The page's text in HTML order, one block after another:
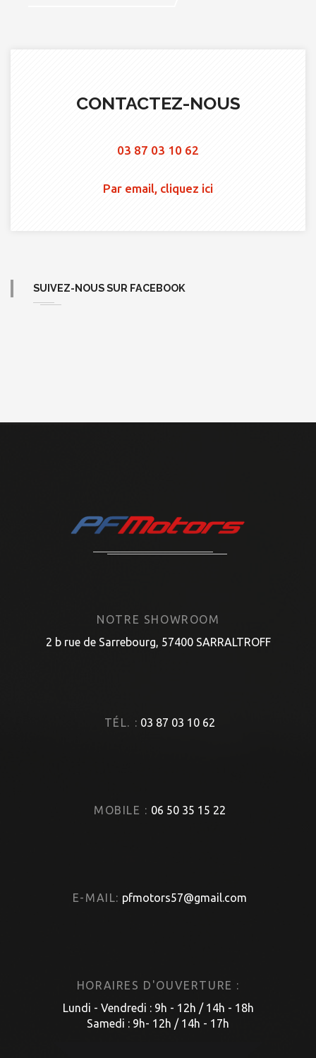
CONTACTEZ-NOUS
03 87 03 10 62
Par email, cliquez ici
SUIVEZ-NOUS SUR FACEBOOK
NOTRE SHOWROOM
2 b rue de Sarrebourg, 57400 SARRALTROFF
TÉL. : 03 87 03 10 62
MOBILE : 06 50 35 15 22
E-MAIL: pfmotors57@gmail.com
HORAIRES D'OUVERTURE :
Lundi - Vendredi : 9h - 12h / 14h - 18h
Samedi : 9h- 12h / 14h - 17h